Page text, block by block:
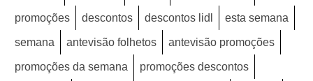
promoções descontos descontos lidl esta semana
semana antevisão folhetos antevisão promoções
promoções da semana promoções descontos